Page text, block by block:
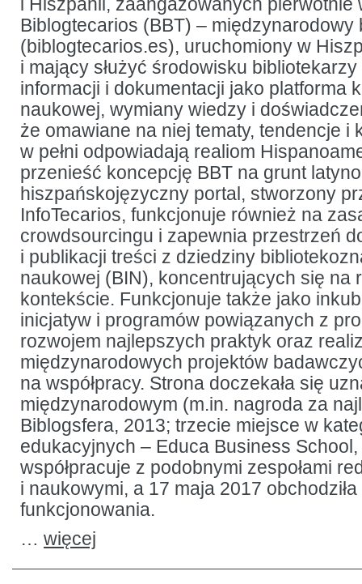
bibliotekoznawstwa
i informacji
naukowej
i Hiszpanii, zaangażowanych pierwotnie
Biblogtecarios (BBT) – międzynarodowy
(biblogtecarios.es), uruchomiony w
i mający służyć środowisku
informacji i dokumentacji jako platforma
naukowej, wymiany wiedzy i
że omawiane na niej tematy, tendencje i
w pełni odpowiadają realiom
przenieść koncepcję BBT na grunt
hiszpańskojęzyczny portal, stworzony
InfoTecarios, funkcjonuje również na
crowdsourcingu i zapewnia przestrzeń
i publikacji treści z dziedziny
naukowej (BIN), koncentrujących się na
kontekście. Funkcjonuje także jako
inicjatyw i programów powiązanych z
rozwojem najlepszych praktyk oraz
międzynarodowych projektów
na współpracy. Strona doczekała się
międzynarodowym (m.in. nagroda za
Biblogsfera, 2013; trzecie miejsce w
edukacyjnych – Educa Business
współpracuje z podobnymi zespołami
i naukowymi, a 17 maja 2017
funkcjonowania.
… więcej